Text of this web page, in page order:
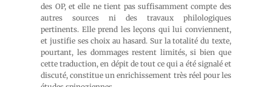
des OP, et elle ne tient pas suffisamment compte des
autres sources ni des travaux philologiques
pertinents. Elle prend les leçons qui lui conviennent,
et justifie ses choix au hasard. Sur la totalité du texte,
pourtant, les dommages restent limités, si bien que
cette traduction, en dépit de tout ce qui a été signalé et
discuté, constitue un enrichissement très réel pour les